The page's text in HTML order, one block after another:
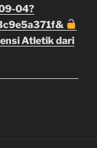
04?
Atletik dari